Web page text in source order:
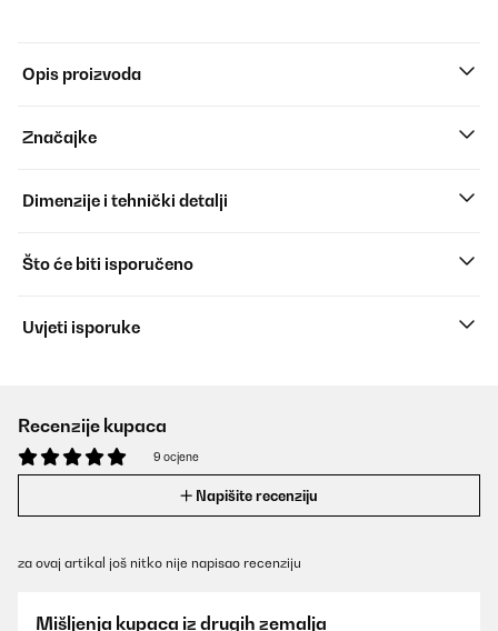
Opis proizvoda
Značajke
Dimenzije i tehnički detalji
Što će biti isporučeno
Uvjeti isporuke
Recenzije kupaca
9 ocjene
Napišite recenziju
za ovaj artikal još nitko nije napisao recenziju
Mišljenja kupaca iz drugih zemalja